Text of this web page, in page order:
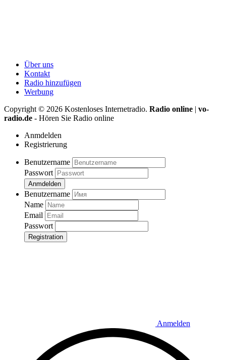
Über uns
Kontakt
Radio hinzufügen
Werbung
Copyright © 2026 Kostenloses Internetradio. Radio online | vo-
radio.de - Hören Sie Radio online
Anmdelden
Registrierung
Benutzername
Passwort
Anmdelden
Benutzername
Name
Email
Passwort
Registration
Anmelden